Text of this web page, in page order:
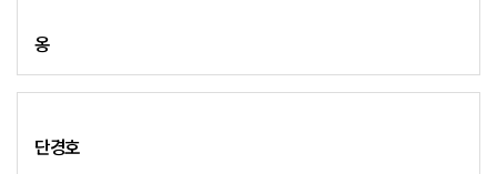
옹
단경호